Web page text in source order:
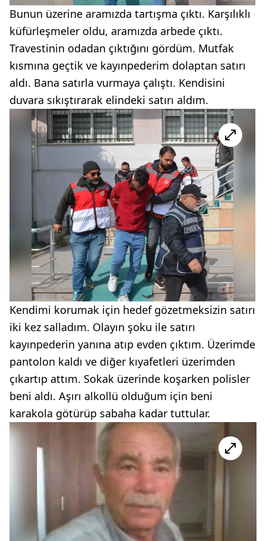
Bunun üzerine aramızda tartışma çıktı. Karşılıklı
küfürleşmeler oldu, aramızda arbede çıktı.
Travestinin odadan çıktığını gördüm. Mutfak
kısmına geçtik ve kayınpederim dolaptan satırı
aldı. Bana satırla vurmaya çalıştı. Kendisini
duvara sıkıştırarak elindeki satırı aldım.
Kendimi korumak için hedef gözetmeksizin satırı
iki kez salladım. Olayın şoku ile satırı
kayınpederin yanına atıp evden çıktım. Üzerimde
pantolon kaldı ve diğer kıyafetleri üzerimden
çıkartıp attım. Sokak üzerinde koşarken polisler
beni aldı. Aşırı alkollü olduğum için beni
karakola götürüp sabaha kadar tuttular.